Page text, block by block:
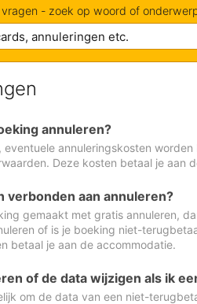
vragen - zoek op woord of
annuleren?
eventuele annuleringskosten
Deze kosten betaal je aan
verbonden aan annuleren?
gemaakt met gratis annuleren,
of is je boeking niet-
betaal je aan de accommodatie.
of de data wijzigen als ik
om de data van een niet-